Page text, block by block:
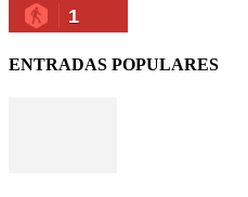
1
ENTRADAS POPULARES